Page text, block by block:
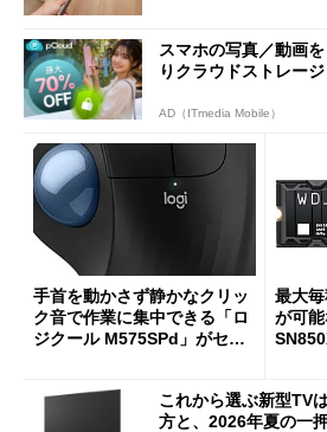
スマホの写真／動画
りクラウドストレージ
AD（ITmedia Mobile）
手首を動かさず静かなクリッ
ク音で作業に集中できる「ロ
ジクール M575SPd」がセー
最大
が可
これから選ぶ新型TV
方と、2026年夏の一